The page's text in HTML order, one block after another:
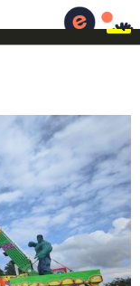
Fêtes foraines d'Arras - Artois en fêtes